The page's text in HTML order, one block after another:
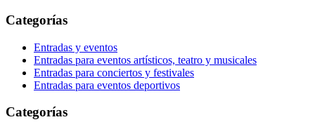
Categorías
Entradas y eventos
Entradas para eventos artísticos, teatro y musicales
Entradas para conciertos y festivales
Entradas para eventos deportivos
Categorías